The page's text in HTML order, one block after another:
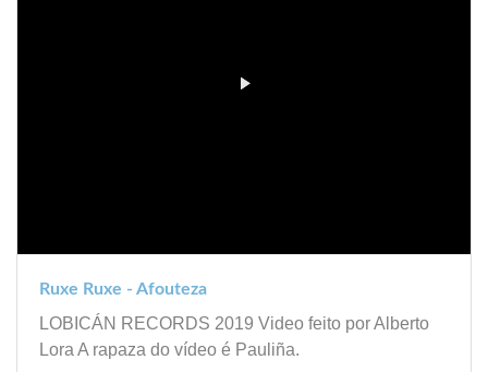
Ruxe Ruxe - Afouteza
LOBICÁN RECORDS 2019 Video feito por Alberto
Lora A rapaza do vídeo é Pauliña.